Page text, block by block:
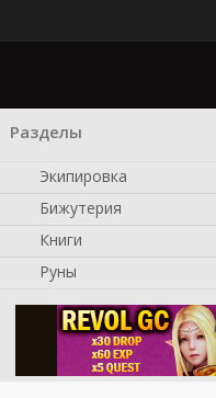
Разделы
Экипировка
Бижутерия
Книги
Руны